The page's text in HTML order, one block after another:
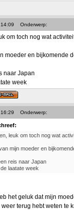
Onderwerp:
om toch nog wat
moeder en bijkomende
naar Japan
week
Onderwerp:
leuk om toch nog wat
mijn moeder en
reis naar Japan
laatate week
het geluk dat mijn
terug hebt weten te